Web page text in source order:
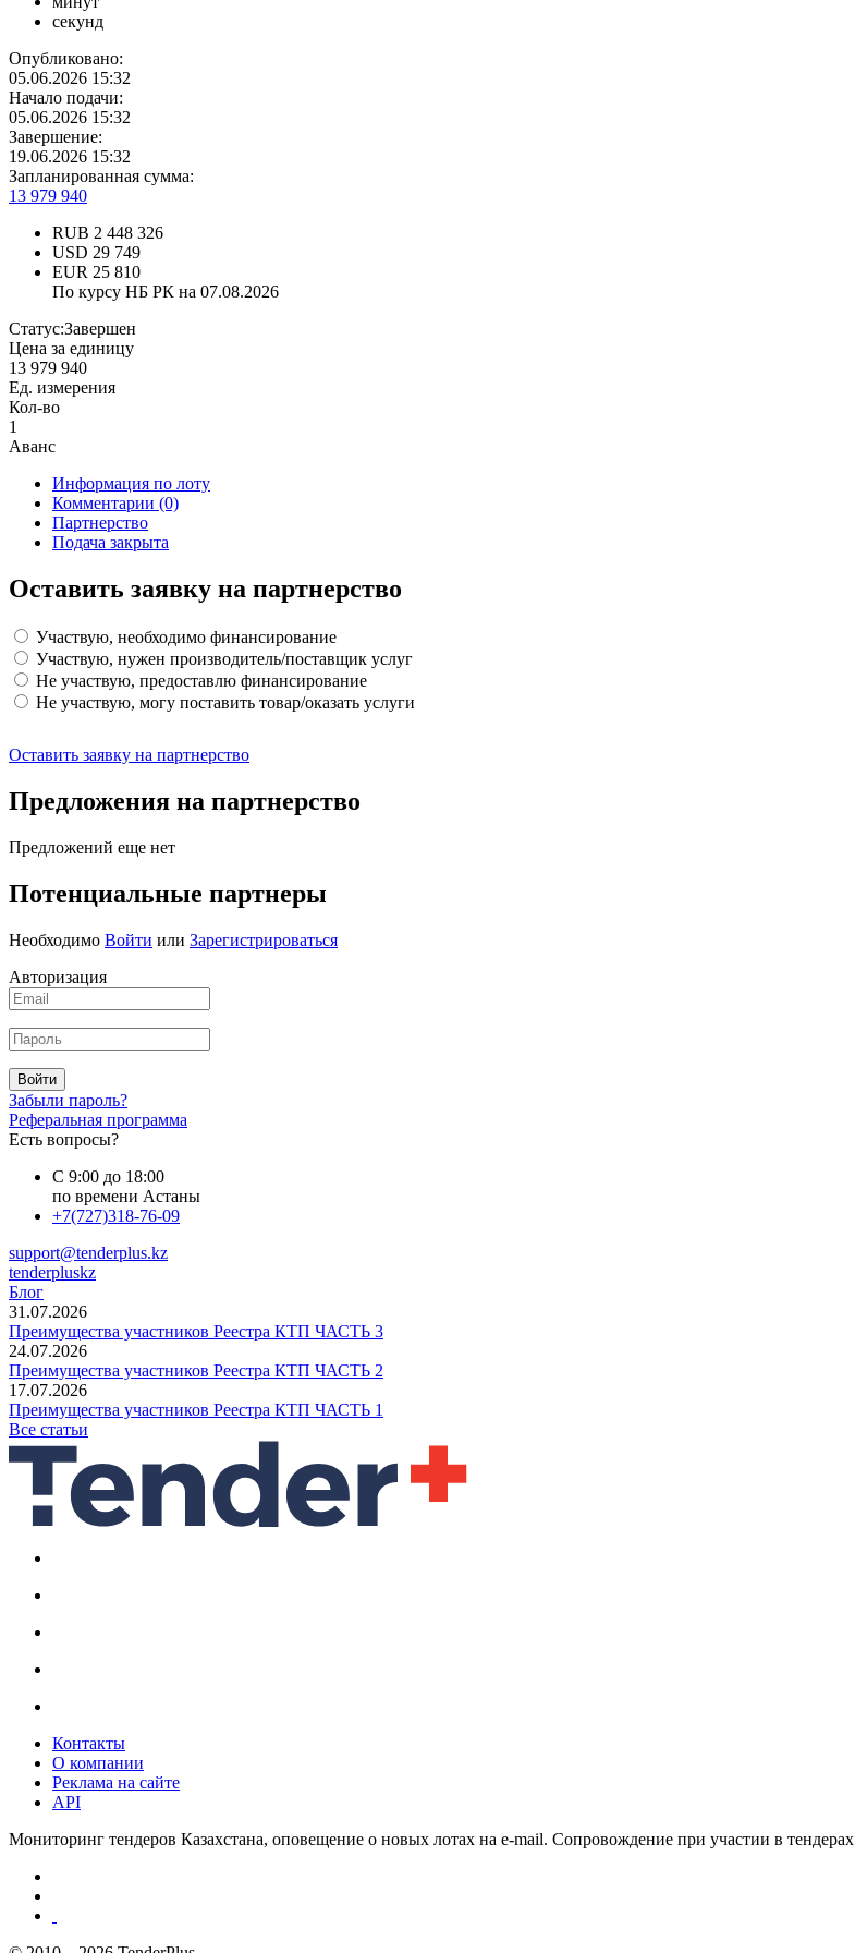
секунд
Опубликовано:
05.06.2026 15:32
Начало подачи:
05.06.2026 15:32
Завершение:
19.06.2026 15:32
Запланированная сумма:
13 979 940
RUB 2 448 326
USD 29 749
EUR 25 810
По курсу НБ РК на 07.08.2026
Статус:Завершен
Цена за единицу
13 979 940
Ед. измерения
Кол-во
1
Аванс
Информация по лоту
Комментарии (0)
Партнерство
Подача закрыта
Оставить заявку на партнерство
Участвую, необходимо финансирование
Участвую, нужен производитель/поставщик услуг
Не участвую, предоставлю финансирование
Не участвую, могу поставить товар/оказать услуги
Оставить заявку на партнерство
Предложения на партнерство
Предложений еще нет
Потенциальные партнеры
Необходимо Войти или Зарегистрироваться
Авторизация
Войти
Забыли пароль?
Реферальная программа
Есть вопросы?
С 9:00 до 18:00
по времени Астаны
+7(727)318-76-09
support@tenderplus.kz
tenderpluskz
Блог
31.07.2026
Преимущества участников Реестра КТП ЧАСТЬ 3
24.07.2026
Преимущества участников Реестра КТП ЧАСТЬ 2
17.07.2026
Преимущества участников Реестра КТП ЧАСТЬ 1
Все статьи
Контакты
О компании
Реклама на сайте
API
Мониторинг тендеров Казахстана, оповещение о новых лотах на e-mail. Сопровождение при участии в тендерах